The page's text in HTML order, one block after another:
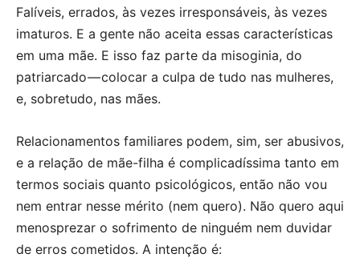
Falíveis, errados, às vezes irresponsáveis, às vezes
imaturos. E a gente não aceita essas características
em uma mãe. E isso faz parte da misoginia, do
patriarcado — colocar a culpa de tudo nas mulheres,
e, sobretudo, nas mães.
Relacionamentos familiares podem, sim, ser abusivos,
e a relação de mãe-filha é complicadíssima tanto em
termos sociais quanto psicológicos, então não vou
nem entrar nesse mérito (nem quero). Não quero aqui
menosprezar o sofrimento de ninguém nem duvidar
de erros cometidos. A intenção é: